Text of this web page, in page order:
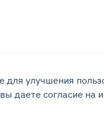
для улучшения
даете согласие на